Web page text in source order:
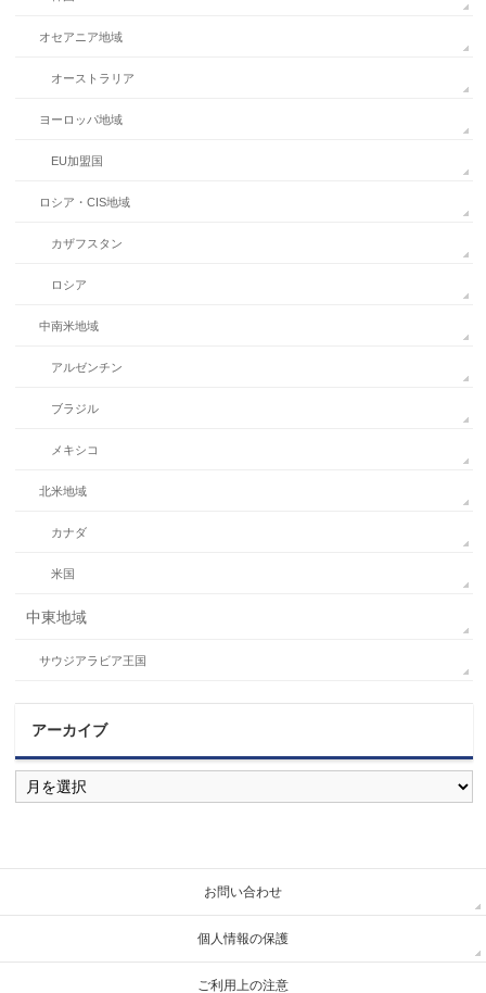
オセアニア地域
オーストラリア
ヨーロッパ地域
EU加盟国
ロシア・CIS地域
カザフスタン
ロシア
中南米地域
アルゼンチン
ブラジル
メキシコ
北米地域
カナダ
米国
中東地域
サウジアラビア王国
アーカイブ
ア
ー
カ
お問い合わせ
個人情報の保護
ご利用上の注意